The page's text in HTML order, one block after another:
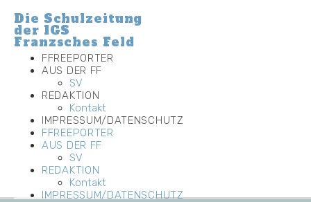
Die Schulzeitung
der IGS
Franzsches Feld
FFREEPORTER
AUS DER FF
SV
REDAKTION
Kontakt
IMPRESSUM/DATENSCHUTZ
FFREEPORTER
AUS DER FF
SV
REDAKTION
Kontakt
IMPRESSUM/DATENSCHUTZ